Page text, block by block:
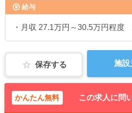
給与
・月収 27.1万円～30.5万円程
保存する 施設
かんたん無料 この求人に問